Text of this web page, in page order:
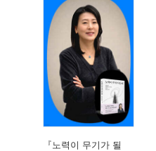
『노력이 무기가 될